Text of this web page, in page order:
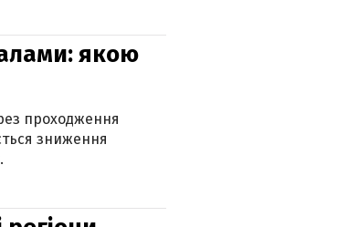
якою
проходження
зниження